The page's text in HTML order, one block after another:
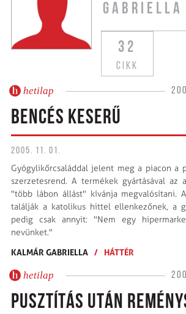
GABRIELLA
32
CIKK
hetilap
BENCÉS KESERŰ
2005. 11. 01.
Gyógylikőrcsaláddal jelent meg a piacon a
szerzetesrend. A termékek gyártásával az
"több lábon állást" kívánja megvalósítani.
találják a katolikus hittel ellenkezőnek, a
pedig csak annyit: "Nem egy
nevünket."
KALMÁR GABRIELLA / HÁTTÉR
hetilap
PUSZTÍTÁS UTÁN